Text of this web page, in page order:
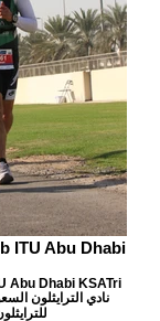
ITU Abu Dhabi
Abu Dhabi KSATri
نادي الترايثلون